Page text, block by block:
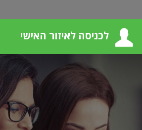
לכניסה לאיזור האישי